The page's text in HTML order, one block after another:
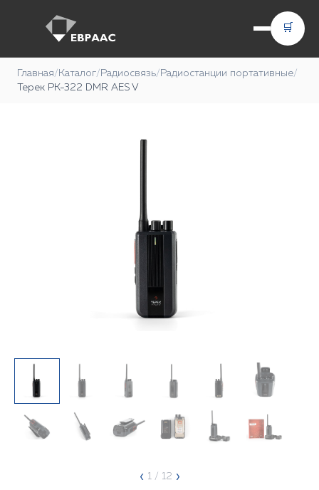
🛒
Главная/ Каталог/ Радиосвязь/ Радиостанции портативные/
Терек РК-322 DMR AES V
‹ 1 / 12 ›